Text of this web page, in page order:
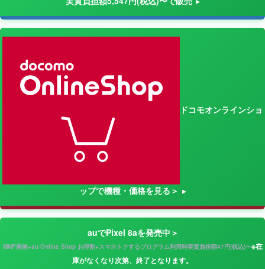
ドコモオンラインショ
ップで機種・価格を見る＞
auでPixel 8aを発売中＞
MNP乗換+au Online Shop お得割+スマホトクするプログラム利用時実質負担額47円(税込)〜※在
庫がなくなり次第、終了となります。